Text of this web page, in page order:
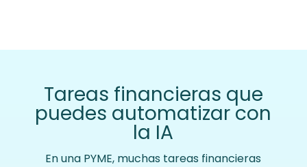
Tareas financieras que
puedes automatizar con
la IA
En una PYME, muchas tareas financieras